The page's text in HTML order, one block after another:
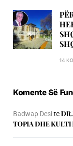
14
Komente Së
Badwap Desite
TOPIA DHE